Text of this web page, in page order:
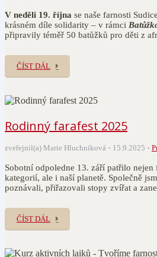
V neděli 19. října se naše farnosti
krásném díle solidarity – v rámci
připravily téměř 50 batůžků pro děti z
ČÍST DÁL
Rodinný farafest 2025
zveřejnil(a) Marie Hluchníková 15.9.2025
Sobotní odpoledne 13. září patřilo
kategorií, ale i naší planetě. Společně
poznávali, přiřazovali stopy zvířat a
ČÍST DÁL